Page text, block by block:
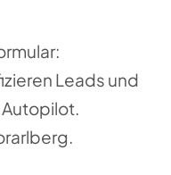
Leads und